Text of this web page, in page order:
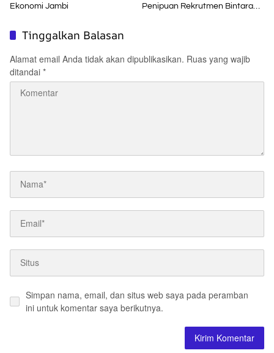
Ekonomi Jambi
Penipuan Rekrutmen Bintara
Tinggalkan Balasan
Alamat email Anda tidak akan dipublikasikan. Ruas yang wajib
ditandai *
Simpan nama, email, dan situs web saya pada peramban
ini untuk komentar saya berikutnya.